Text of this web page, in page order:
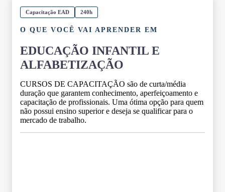
Capacitação EAD 240h
O QUE VOCÊ VAI APRENDER EM
EDUCAÇÃO INFANTIL E
ALFABETIZAÇÃO
CURSOS DE CAPACITAÇÃO são de curta/média
duração que garantem conhecimento, aperfeiçoamento e
capacitação de profissionais. Uma ótima opção para quem
não possui ensino superior e deseja se qualificar para o
mercado de trabalho.